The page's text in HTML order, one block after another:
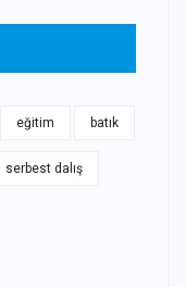
eğitim batık
serbest dalış